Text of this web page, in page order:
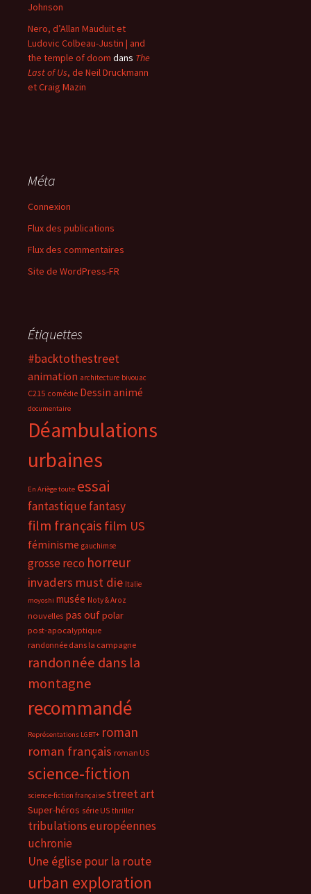
Johnson
Nero, d’Allan Mauduit et
Ludovic Colbeau-Justin | and
the temple of doom dans The
Last of Us, de Neil Druckmann
et Craig Mazin
Méta
Connexion
Flux des publications
Flux des commentaires
Site de WordPress-FR
Étiquettes
#backtothestreet
animation architecture bivouac
C215 comédie Dessin animé
documentaire
Déambulations
urbaines
En Ariège toute essai
fantastiquefantasy
film français film US
féminisme gauchimse
grosse reco horreur
invaders must die Italie
moyoshi musée Noty & Aroz
nouvelles pas oufpolar
post-apocalyptique
randonnée dans la campagne
randonnée dans la
montagne
recommandé
Représentations LGBT+ roman
roman français roman US
science-fiction
science-fiction française street art
Super-héros série US thriller
tribulations européennes
uchronie
Une église pour la route
urban exploration